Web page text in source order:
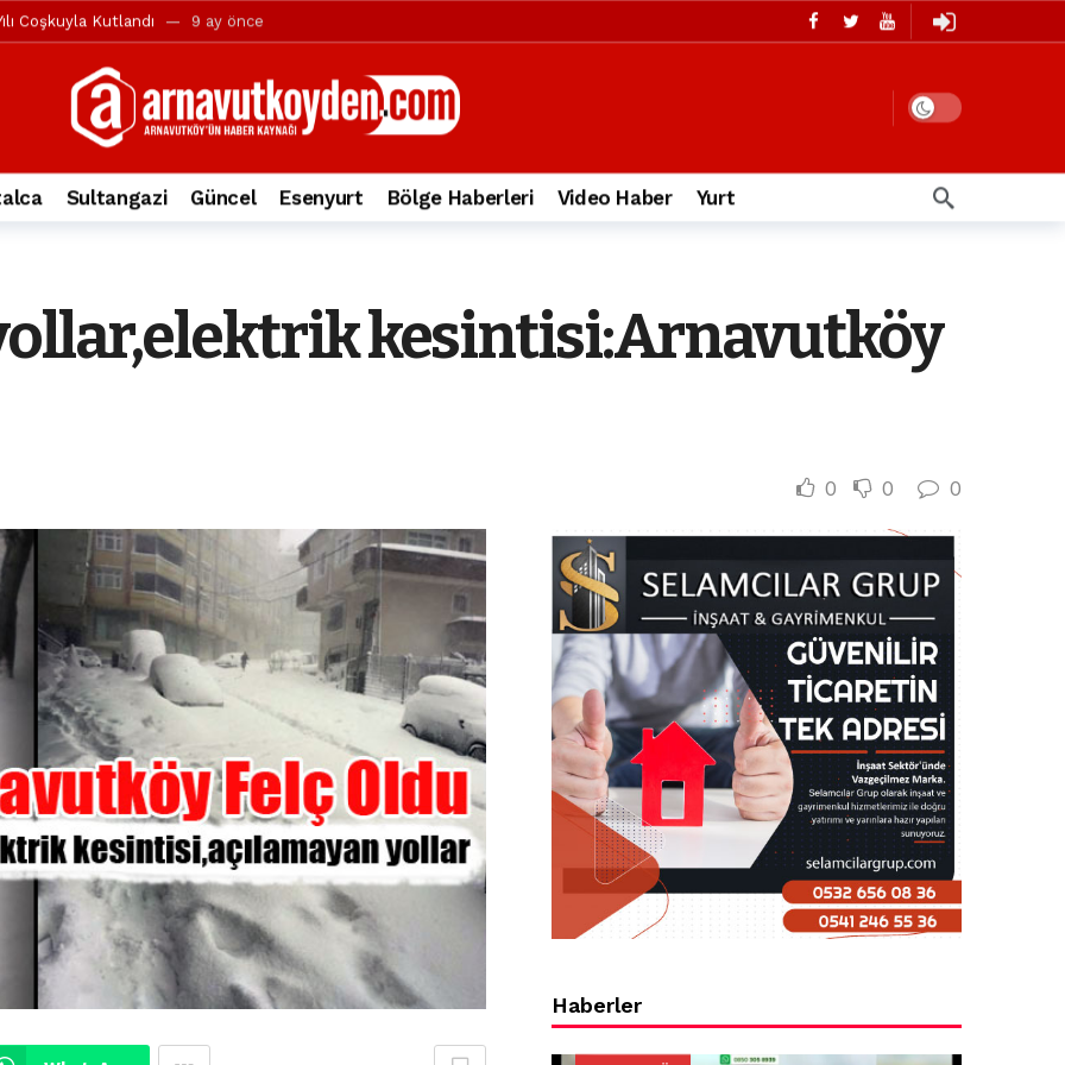
Coşkuyla Kutlandı 9 ay önce
ve Mustafa Candaroğlu’na yönelik suçlamalar 10 ay önce
344.868’e ulaştı 1 yıl önce
otomobil alev alev yandı. 2 yıl önce
protesto gösterisi düzenledi 2 yıl önce
taksideki yolcu öldü 3 yıl önce
tepkisi 3 yıl önce
Sultangazi Güncel Esenyurt Bölge Haberleri Video Haber Yurt
kesintisi:Arnavutköy
0 0 0
Haberler